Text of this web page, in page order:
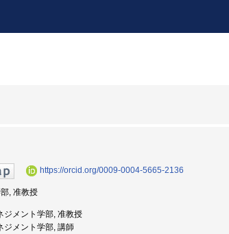
https://orcid.org/0009-0004-5665-2136
, 准教授
ジメント学部, 准教授
ジメント学部, 講師